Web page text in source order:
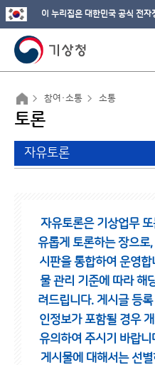
이 누리집은 대한민국 공식 전자
참여·소통 소통
토론
자유토론
자유토론은 기상업무
유롭게 토론하는 장으로,
시판을 통합하여 운영합
물 관리 기준에 따라 해
려드립니다. 게시글 등
인정보가 포함될 경우
유의하여 주시기 바랍니
게시물에 대해서는 선